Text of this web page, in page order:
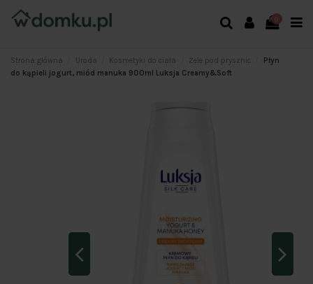
Strona główna Uroda Kosmetyki do ciała Żele pod prysznic
Płyn
do kąpieli jogurt, miód manuka 900ml Luksja Creamy&Soft